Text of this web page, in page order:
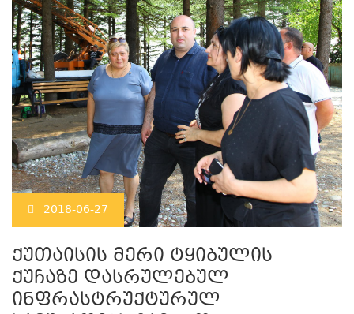
2018-06-27
ქუთაისის მერი ტყიბულის
ქუჩაზე დასრულებულ
ინფრასტრუქტურულ